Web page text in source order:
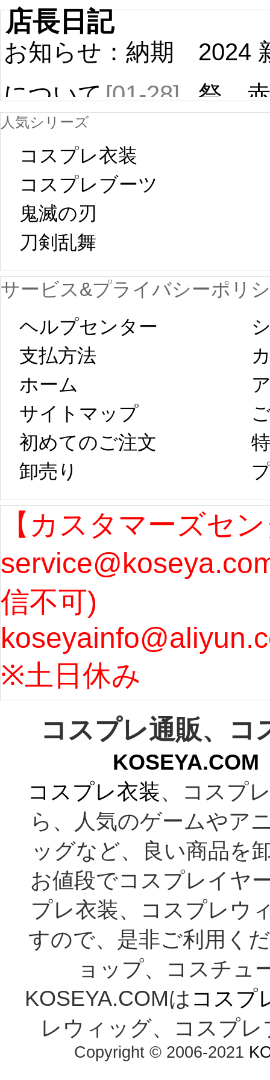
店長日記
お知らせ：納期
について[01-28]
中国旧正月の影
響で2024年2月5
日から工場生産
が一時停止いた
します。 2月5日
以後のご注文
は、2月25日から
コスプレ制作、
発送予定となり
ます。 ...[more]
2024
祭 赤
プレ
新春
字半
第二
たし
ル期
まで
う...
人気シリーズ
コスプレ衣装
コスプレブーツ
鬼滅の刃
刀剣乱舞
サービス&プライバシーポリ
ヘルプセンター
支払方法
ホーム
サイトマップ
初めてのご注文
卸売り
【カスタマーズセ
信不可)
※土日休み
コスプレ通販、コ
コスプレ衣装、コスプ
ら、人気のゲームやア
ッグなど、良い商品を
お値段でコスプレイヤ
プレ衣装、コスプレウ
すので、是非ご利用く
ョップ、コスチュ
KOSEYA.COMは コスプ
レウィッグ、コスプ
Copyright © 2006-2021